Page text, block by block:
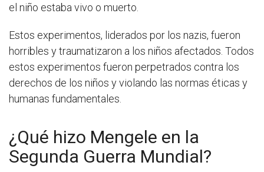
el niño estaba vivo o muerto.
Estos experimentos, liderados por los nazis, fueron
horribles y traumatizaron a los niños afectados. Todos
estos experimentos fueron perpetrados contra los
derechos de los niños y violando las normas éticas y
humanas fundamentales.
¿Qué hizo Mengele en la
Segunda Guerra Mundial?